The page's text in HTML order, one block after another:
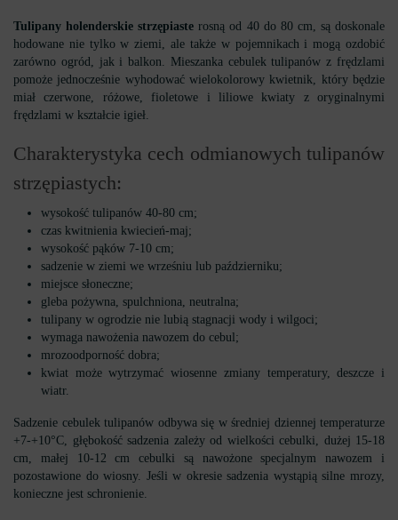
Tulipany holenderskie strzępiaste rosną od 40 do 80 cm, są doskonale
hodowane nie tylko w ziemi, ale także w pojemnikach i mogą ozdobić
zarówno ogród, jak i balkon. Mieszanka cebulek tulipanów z frędzlami
pomoże jednocześnie wyhodować wielokolorowy kwietnik, który będzie
miał czerwone, różowe, fioletowe i liliowe kwiaty z oryginalnymi
frędzlami w kształcie igieł.
Charakterystyka cech odmianowych tulipanów
strzępiastych:
wysokość tulipanów 40-80 cm;
czas kwitnienia kwiecień-maj;
wysokość pąków 7-10 cm;
sadzenie w ziemi we wrześniu lub październiku;
miejsce słoneczne;
gleba pożywna, spulchniona, neutralna;
tulipany w ogrodzie nie lubią stagnacji wody i wilgoci;
wymaga nawożenia nawozem do cebul;
mrozoodporność dobra;
kwiat może wytrzymać wiosenne zmiany temperatury, deszcze i
wiatr.
Sadzenie cebulek tulipanów odbywa się w średniej dziennej temperaturze
+7-+10°C, głębokość sadzenia zależy od wielkości cebulki, dużej 15-18
cm, małej 10-12 cm cebulki są nawożone specjalnym nawozem i
pozostawione do wiosny. Jeśli w okresie sadzenia wystąpią silne mrozy,
konieczne jest schronienie.